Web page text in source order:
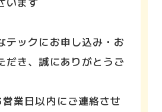
テックにお申し込み・お
だき、誠にありがとうご
業日以内にご連絡させ